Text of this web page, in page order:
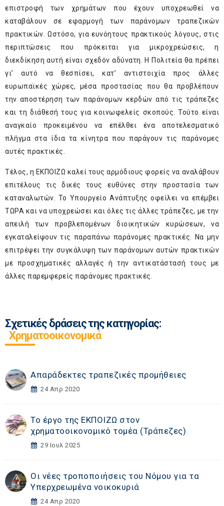
επιστροφή των χρημάτων που έχουν υποχρεωθεί να
καταβάλουν σε εφαρμογή των παράνομων τραπεζικών
πρακτικών. Ωστόσο, για ευνόητους πρακτικούς λόγους, στις
περιπτώσεις που πρόκειται για μικροχρεώσεις, η
διεκδίκηση αυτή είναι σχεδόν αδύνατη. Η Πολιτεία θα πρέπει
γι’ αυτό να θεσπίσει, κατ’ αντιστοιχία προς άλλες
ευρωπαϊκές χώρες, μέσα προστασίας που θα προβλέπουν
την αποστέρηση των παράνομων κερδών από τις τράπεζες
και τη διάθεσή τους για κοινωφελείς σκοπούς. Τούτο είναι
αναγκαίο προκειμένου να επέλθει ένα αποτελεσματικό
πλήγμα στα ίδια τα κίνητρα που παράγουν τις παράνομες
αυτές πρακτικές.
Τέλος, η ΕΚΠΟΙΖΩ καλεί τους αρμόδιους φορείς να αναλάβουν
επιτέλους τις δικές τους ευθύνες στην προστασία των
καταναλωτών. Το Υπουργείο Ανάπτυξης οφείλει να επέμβει
ΤΩΡΑ και να υποχρεώσει και όλες τις άλλες τράπεζες, με την
απειλή των προβλεπομένων διοικητικών κυρώσεων, να
εγκαταλείψουν τις παραπάνω παράνομες πρακτικές. Να μην
επιτρέψει την συγκάλυψη των παράνομων αυτών πρακτικών
με προσχηματικές αλλαγές ή την αντικατάστασή τους με
άλλες παρεμφερείς παράνομες πρακτικές.
Σχετικές δράσεις της κατηγορίας:
Χρηματοοικονομικά
Απαράδεκτες τραπεζικές προμήθειες
24 Απρ 2020
Το έργο της ΕΚΠΟΙΖΩ στον
χρηματοοικονομικό τομέα (Τράπεζες)
29 Ιουλ 2025
Οι νέες τροποποιήσεις του Νόμου για τα
Υπερχρεωμένα νοικοκυριά
24 Απρ 2020